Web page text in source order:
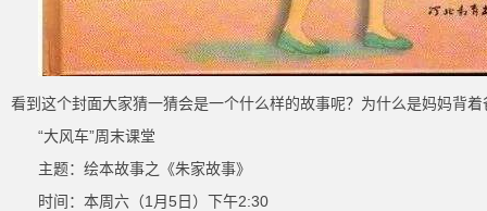
看到这个封面大家猜一猜会是一个什么样的故事呢？为什么是妈妈背
“大风车”周末课堂
主题：绘本故事之《朱家故事》
时间：本周六（1月5日）下午2:30